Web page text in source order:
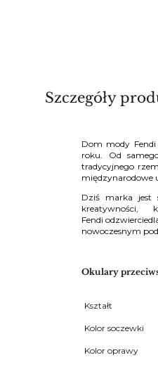
Szczegóły
Dom mody Fendi
roku. Od
tradycyjnego
międzynarodowe
Dziś marka jest
kreatywności,
Fendi
nowoczesnym
Okulary
Kształt
Kolor soczewki
Kolor oprawy